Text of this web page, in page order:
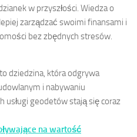
w przyszłości. Wiedza o
zarządzać swoimi finansami i
bez zbędnych stresów.
dziedzina, która odgrywa
i nabywaniu
usługi geodetów stają się coraz
na wartość